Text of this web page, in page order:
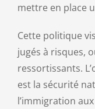
mettre en place
Cette politique
jugés à risques,
ressortissants.
est la sécurité
l’immigration